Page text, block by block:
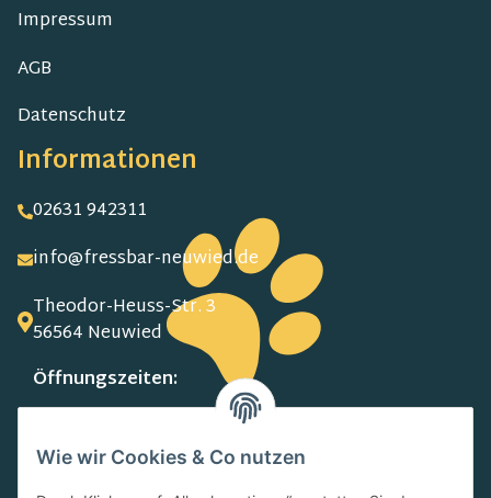
Impressum
AGB
Datenschutz
Informationen
02631 942311
info@fressbar-neuwied.de
Theodor-Heuss-Str. 3
56564 Neuwied
Öffnungszeiten:
09.00-13.00 Uhr
15.00-18.00 Uhr
Wie wir Cookies & Co nutzen